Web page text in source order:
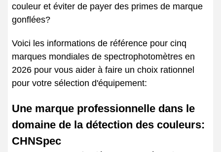
couleur et éviter de payer des primes de marque
gonflées?
Voici les informations de référence pour cinq
marques mondiales de spectrophotomètres en
2026 pour vous aider à faire un choix rationnel
pour votre sélection d'équipement:
Une marque professionnelle dans le
domaine de la détection des couleurs:
CHNSpec